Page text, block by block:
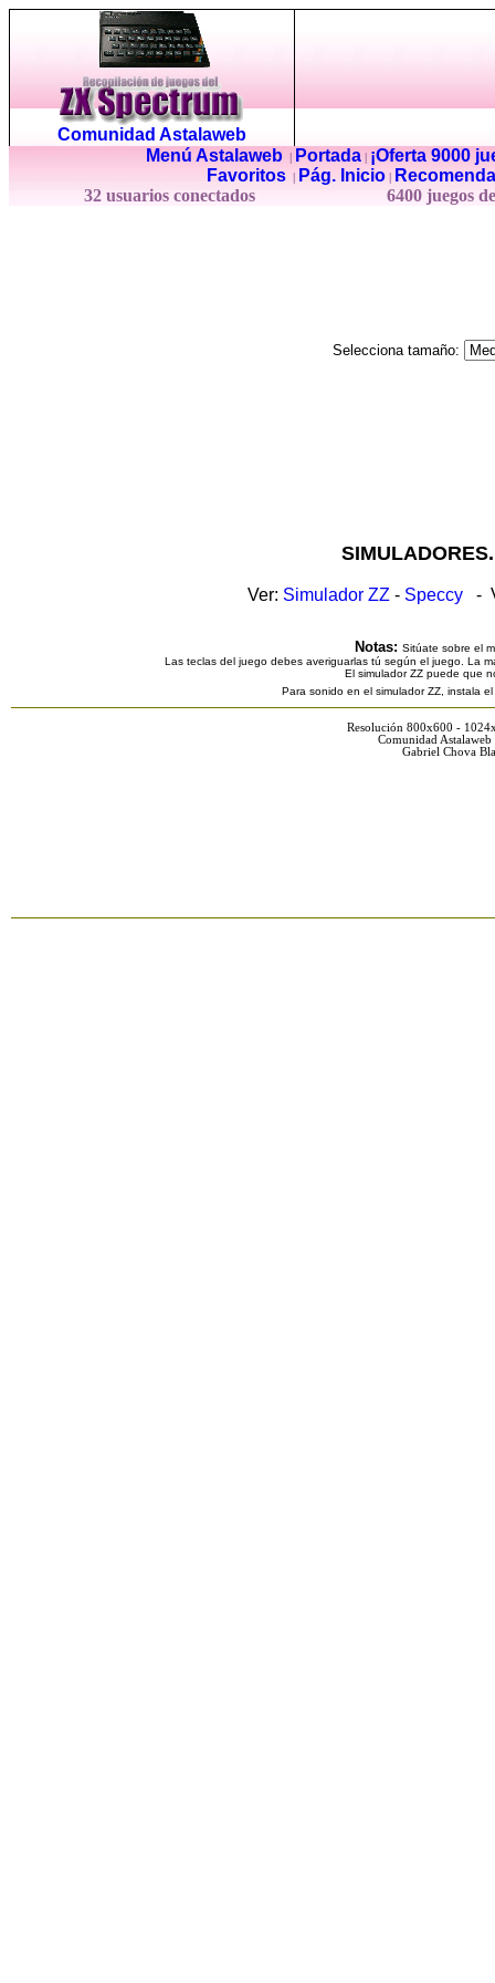
Comunidad Astalaweb
Menú Astalaweb| Portada|
¡Oferta 9000
Favoritos
Pág. Inicio
32 usuarios conectados
6400 juegos
Selecciona tamaño:
Ver: Simulador ZZ - Speccy -
Notas: Sitúate sobre el
Las teclas del juego debes averiguarlas tú según el juego. La
El simulador ZZ puede que
Para sonido en el simulador ZZ, instala
Resolución 800x600 -
Comunidad
Gabriel Chova